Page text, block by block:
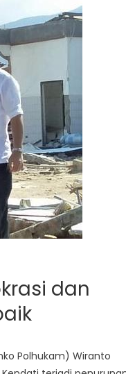
dan
Polhukam) Wiranto